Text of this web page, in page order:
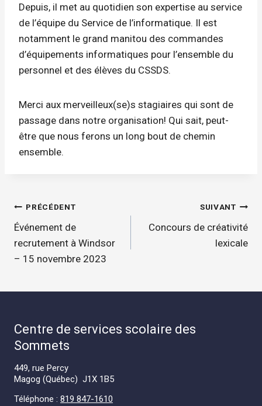
Depuis, il met au quotidien son expertise au service
de l’équipe du Service de l’informatique. Il est
notamment le grand manitou des commandes
d’équipements informatiques pour l’ensemble du
personnel et des élèves du CSSDS.
Merci aux merveilleux(se)s stagiaires qui sont de
passage dans notre organisation! Qui sait, peut-
être que nous ferons un long bout de chemin
ensemble.
Navigation
de
l'article
PRÉCÉDENT
Événement de
recrutement à Windsor
– 15 novembre 2023
SUIVANT
Concours de créativité
lexicale
Centre de services scolaire des
Sommets
449, rue Percy
Magog (Québec) J1X 1B5
Téléphone : 819 847-1610